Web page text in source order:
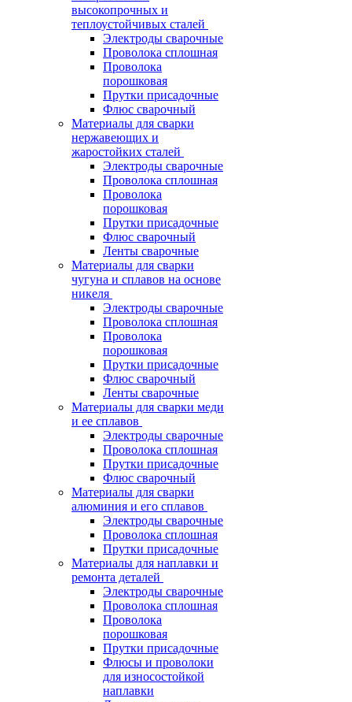
высокопрочных и
теплоустойчивых сталей
Электроды сварочные
Проволока сплошная
Проволока
порошковая
Прутки присадочные
Флюс сварочный
Материалы для сварки
нержавеющих и
жаростойких сталей
Электроды сварочные
Проволока сплошная
Проволока
порошковая
Прутки присадочные
Флюс сварочный
Ленты сварочные
Материалы для сварки
чугуна и сплавов на основе
никеля
Электроды сварочные
Проволока сплошная
Проволока
порошковая
Прутки присадочные
Флюс сварочный
Ленты сварочные
Материалы для сварки меди
и ее сплавов
Электроды сварочные
Проволока сплошная
Прутки присадочные
Флюс сварочный
Материалы для сварки
алюминия и его сплавов
Электроды сварочные
Проволока сплошная
Прутки присадочные
Материалы для наплавки и
ремонта деталей
Электроды сварочные
Проволока сплошная
Проволока
порошковая
Прутки присадочные
Флюсы и проволоки
для износостойкой
наплавки